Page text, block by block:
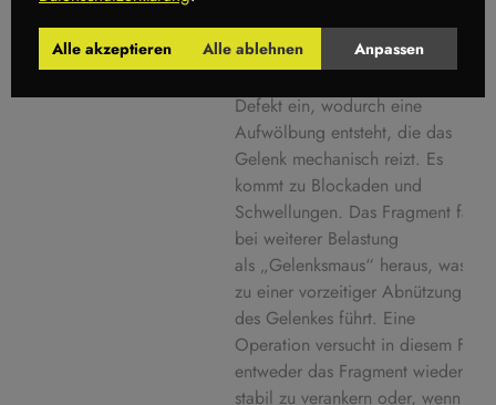
standhalten kann. Es kommt zu
einer Rissbildung,
Defekt ein, wodurch eine
Aufwölbung entsteht, die das
Gelenk mechanisch reizt. Es
kommt zu Blockaden und
Schwellungen. Das Fragment fällt
bei weiterer Belastung
als „Gelenksmaus“ heraus, was
zu einer vorzeitiger Abnützung
des Gelenkes führt. Eine
Operation versucht in diesem Fall
entweder das Fragment wieder
stabil zu verankern oder, wenn es
Alle akzeptieren Alle ablehnen Anpassen